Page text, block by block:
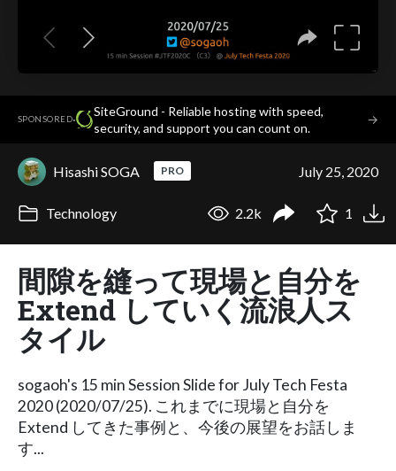
SPONSORED·
SiteGround - Reliable hosting with speed,
security, and support you can count on.
→
Hisashi SOGA PRO July 25, 2020
Technology 2.2k 1
間隙を縫って現場と自分を
Extend していく流浪人ス
タイル
sogaoh's 15 min Session Slide for July Tech Festa
2020 (2020/07/25). これまでに現場と自分を
Extend してきた事例と、今後の展望をお話しま
す...